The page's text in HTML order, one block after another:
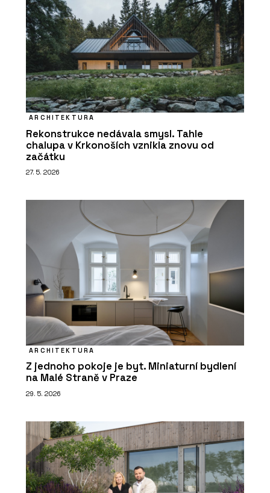
ARCHITEKTURA
Rekonstrukce nedávala smysl. Tahle
chalupa v Krkonoších vznikla znovu od
začátku
27. 5. 2026
ARCHITEKTURA
Z jednoho pokoje je byt. Miniaturní bydlení
na Malé Straně v Praze
29. 5. 2026